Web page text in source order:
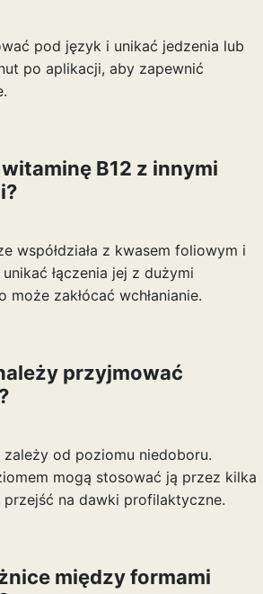
pod język i unikać jedzenia lub
po aplikacji, aby zapewnić
witaminę B12 z innymi
współdziała z kwasem foliowym i
łączenia jej z dużymi
może zakłócać wchłanianie.
przyjmować
zależy od poziomu niedoboru.
mogą stosować ją przez kilka
przejść na dawki profilaktyczne.
między formami